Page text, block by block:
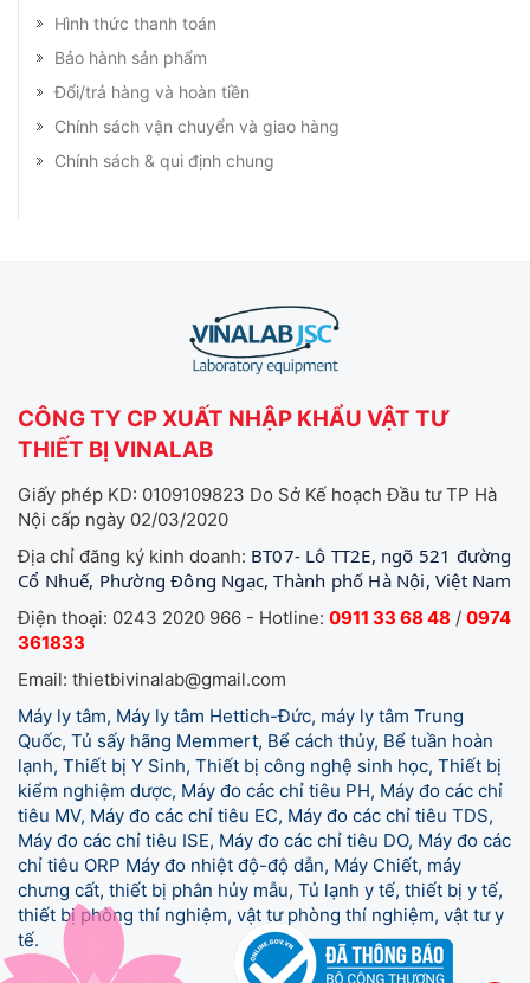
Hình thức thanh toán
Bảo hành sản phẩm
Đổi/trả hàng và hoàn tiền
Chính sách vận chuyển và giao hàng
Chính sách & qui định chung
CÔNG TY CP XUẤT NHẬP KHẨU VẬT TƯ
THIẾT BỊ VINALAB
Giấy phép KD: 0109109823 Do Sở Kế hoạch Đầu tư TP Hà
Nội cấp ngày 02/03/2020
Địa chỉ đăng ký kinh doanh: BT07- Lô TT2E, ngõ 521 đường
Cổ Nhuế, Phường Đông Ngạc, Thành phố Hà Nội, Việt Nam
Điện thoại: 0243 2020 966 - Hotline: 0911 33 68 48 / 0974
361833
Email: thietbivinalab@gmail.com
Máy ly tâm, Máy ly tâm Hettich-Đức, máy ly tâm Trung
Quốc, Tủ sấy hãng Memmert, Bể cách thủy, Bể tuần hoàn
lạnh, Thiết bị Y Sinh, Thiết bị công nghệ sinh học, Thiết bị
kiểm nghiệm dược, Máy đo các chỉ tiêu PH, Máy đo các chỉ
tiêu MV, Máy đo các chỉ tiêu EC, Máy đo các chỉ tiêu TDS,
Máy đo các chỉ tiêu ISE, Máy đo các chỉ tiêu DO, Máy đo các
chỉ tiêu ORP Máy đo nhiệt độ-độ dẫn, Máy Chiết, máy
chưng cất, thiết bị phân hủy mẫu, Tủ lạnh y tế, thiết bị y tế,
thiết bị phòng thí nghiệm, vật tư phòng thí nghiệm, vật tư y
tế.